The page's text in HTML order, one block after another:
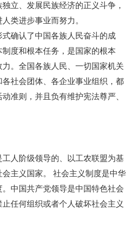
立、发展民族经济的正义斗争，
类进步事业而努力。
确认了中国各族人民奋斗的成
度和根本任务，是国家的根本
。全国各族人民、一切国家机关
社会团体、各企业事业组织，都
准则，并且负有维护宪法尊严、
人阶级领导的、以工农联盟为基
主义国家。 社会主义制度是中华
。中国共产党领导是中国特色社会
任何组织或者个人破坏社会主义